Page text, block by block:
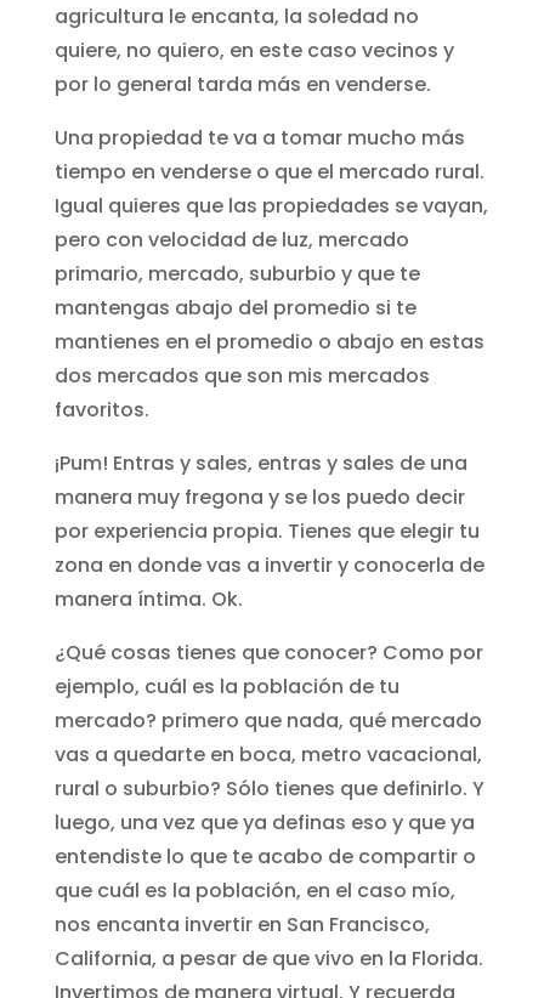
agricultura le encanta, la soledad no
quiere, no quiero, en este caso vecinos y
por lo general tarda más en venderse.
Una propiedad te va a tomar mucho más
tiempo en venderse o que el mercado rural.
Igual quieres que las propiedades se vayan,
pero con velocidad de luz, mercado
primario, mercado, suburbio y que te
mantengas abajo del promedio si te
mantienes en el promedio o abajo en estas
dos mercados que son mis mercados
favoritos.
¡Pum! Entras y sales, entras y sales de una
manera muy fregona y se los puedo decir
por experiencia propia. Tienes que elegir tu
zona en donde vas a invertir y conocerla de
manera íntima. Ok.
¿Qué cosas tienes que conocer? Como por
ejemplo, cuál es la población de tu
mercado? primero que nada, qué mercado
vas a quedarte en boca, metro vacacional,
rural o suburbio? Sólo tienes que definirlo. Y
luego, una vez que ya definas eso y que ya
entendiste lo que te acabo de compartir o
que cuál es la población, en el caso mío,
nos encanta invertir en San Francisco,
California, a pesar de que vivo en la Florida.
Invertimos de manera virtual. Y recuerda